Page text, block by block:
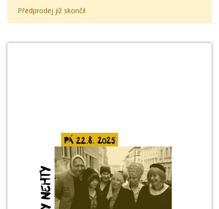
Předprodej již skončil